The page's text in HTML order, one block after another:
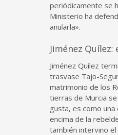
periódicamente se
Ministerio ha
anularla».
Jiménez Quílez:
Jiménez Quílez
trasvase Tajo-
matrimonio de los
tierras de Murcia
gusta, es como
encima de la
también intervino el